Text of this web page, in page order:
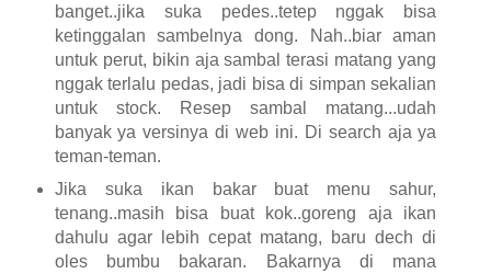
banget..jika suka pedes..tetep nggak bisa
ketinggalan sambelnya dong. Nah..biar aman
untuk perut, bikin aja sambal terasi matang yang
nggak terlalu pedas, jadi bisa di simpan sekalian
untuk stock. Resep sambal matang...udah
banyak ya versinya di web ini. Di search aja ya
teman-teman.
Jika suka ikan bakar buat menu sahur,
tenang..masih bisa buat kok..goreng aja ikan
dahulu agar lebih cepat matang, baru dech di
oles bumbu bakaran. Bakarnya di mana